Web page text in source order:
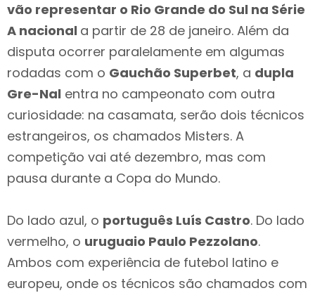
vão representar o Rio Grande do Sul na Série
A nacional a partir de 28 de janeiro. Além da
disputa ocorrer paralelamente em algumas
rodadas com o Gauchão Superbet, a dupla
Gre-Nal entra no campeonato com outra
curiosidade: na casamata, serão dois técnicos
estrangeiros, os chamados Misters. A
competição vai até dezembro, mas com
pausa durante a Copa do Mundo.
Do lado azul, o português Luís Castro. Do lado
vermelho, o uruguaio Paulo Pezzolano.
Ambos com experiência de futebol latino e
europeu, onde os técnicos são chamados com